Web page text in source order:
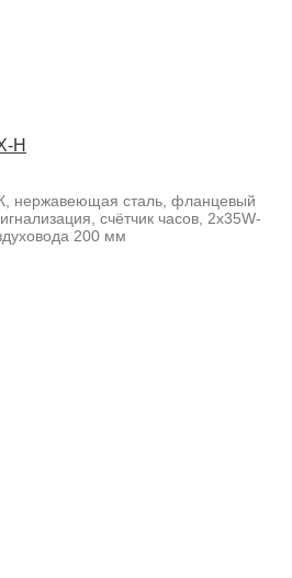
H
нержавеющая сталь, фланцевый
счётчик часов, 2x35W-
200 мм